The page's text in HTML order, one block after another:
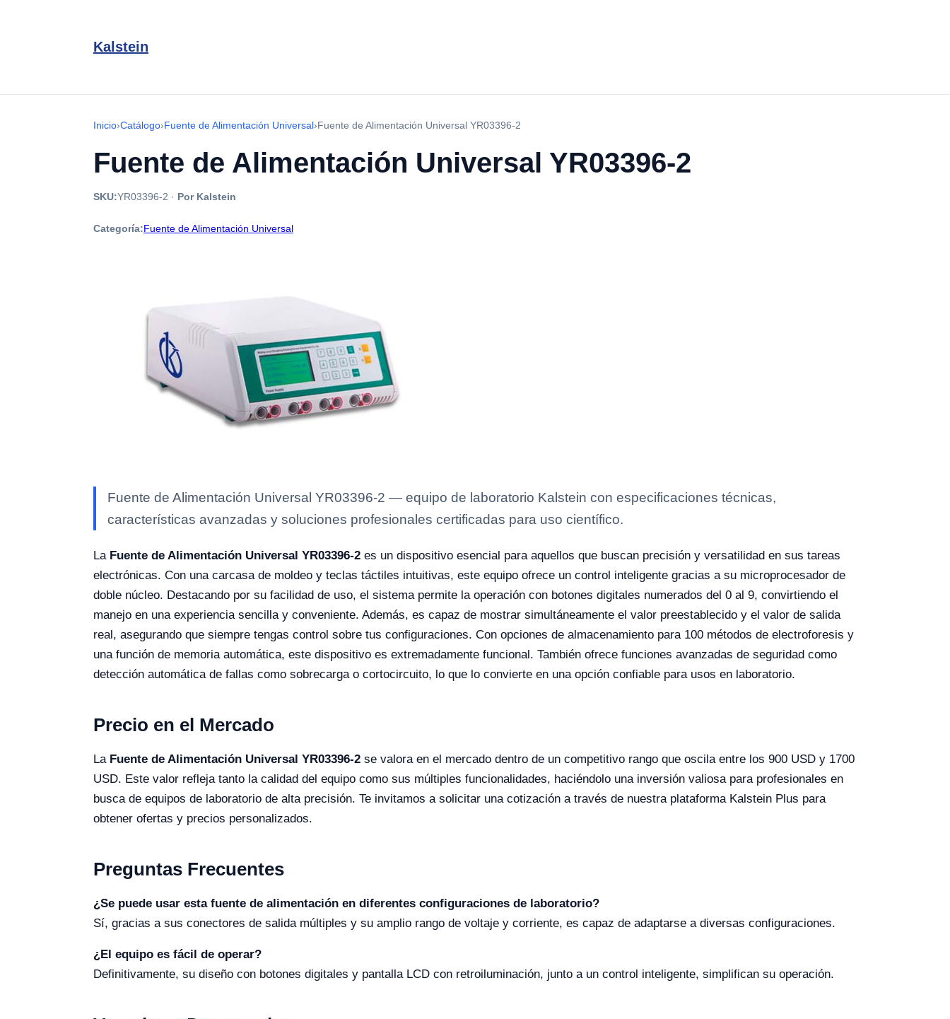
Kalstein
Inicio›Catálogo›Fuente de Alimentación Universal›Fuente de Alimentación Universal YR03396-2
Fuente de Alimentación Universal YR03396-2
SKU:YR03396-2 · Por Kalstein
Categoría:Fuente de Alimentación Universal
Fuente de Alimentación Universal YR03396-2 — equipo de laboratorio Kalstein con especificaciones técnicas,
características avanzadas y soluciones profesionales certificadas para uso científico.
La Fuente de Alimentación Universal YR03396-2 es un dispositivo esencial para aquellos que buscan precisión y versatilidad en sus tareas
electrónicas. Con una carcasa de moldeo y teclas táctiles intuitivas, este equipo ofrece un control inteligente gracias a su microprocesador de
doble núcleo. Destacando por su facilidad de uso, el sistema permite la operación con botones digitales numerados del 0 al 9, convirtiendo el
manejo en una experiencia sencilla y conveniente. Además, es capaz de mostrar simultáneamente el valor preestablecido y el valor de salida
real, asegurando que siempre tengas control sobre tus configuraciones. Con opciones de almacenamiento para 100 métodos de electroforesis y
una función de memoria automática, este dispositivo es extremadamente funcional. También ofrece funciones avanzadas de seguridad como
detección automática de fallas como sobrecarga o cortocircuito, lo que lo convierte en una opción confiable para usos en laboratorio.
Precio en el Mercado
La Fuente de Alimentación Universal YR03396-2 se valora en el mercado dentro de un competitivo rango que oscila entre los 900 USD y 1700
USD. Este valor refleja tanto la calidad del equipo como sus múltiples funcionalidades, haciéndolo una inversión valiosa para profesionales en
busca de equipos de laboratorio de alta precisión. Te invitamos a solicitar una cotización a través de nuestra plataforma Kalstein Plus para
obtener ofertas y precios personalizados.
Preguntas Frecuentes
¿Se puede usar esta fuente de alimentación en diferentes configuraciones de laboratorio?
Sí, gracias a sus conectores de salida múltiples y su amplio rango de voltaje y corriente, es capaz de adaptarse a diversas configuraciones.
¿El equipo es fácil de operar?
Definitivamente, su diseño con botones digitales y pantalla LCD con retroiluminación, junto a un control inteligente, simplifican su operación.